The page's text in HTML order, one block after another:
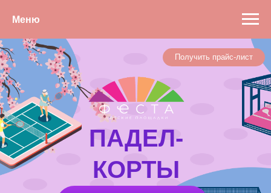
Меню
Получить прайс-лист
ПАДЕЛ-
КОРТЫ